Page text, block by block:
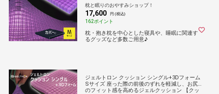
子 車イス 介護 ケア 臀部 床ずれ 防止】
枕と眠りのおやすみショップ！
17,600 円 (税込)
162ポイント
枕・抱き枕を中心とした寝具や、睡眠に関連す
るグッズなど多数ご用意♪
ジェルトロン クッション シングル+3Dフォーム
Sサイズ 座った際の前後のずれを軽減し、お尻
のフィット感を高めるジェルクッション 【クッ